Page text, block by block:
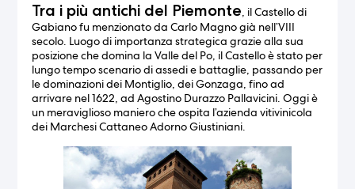
Tra i più antichi del Piemonte, il Castello di
Gabiano fu menzionato da Carlo Magno già nell’VIII
secolo. Luogo di importanza strategica grazie alla sua
posizione che domina la Valle del Po, il Castello è stato per
lungo tempo scenario di assedi e battaglie, passando per
le dominazioni dei Montiglio, dei Gonzaga, fino ad
arrivare nel 1622, ad Agostino Durazzo Pallavicini. Oggi è
un meraviglioso maniero che ospita l’azienda vitivinicola
dei Marchesi Cattaneo Adorno Giustiniani.